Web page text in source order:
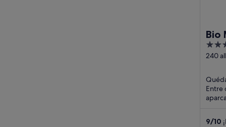
Bio
3
out
5
240
Entre
9/10